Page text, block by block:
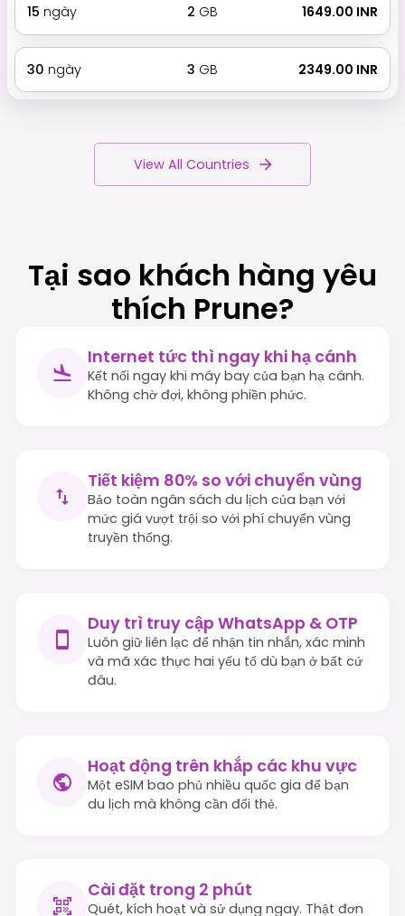
15 ngày 2 GB ₹ 1649.00 INR
30 ngày 3 GB ₹ 2349.00 INR
View All Countries
Tại sao khách hàng yêu
thích Prune?
Internet tức thì ngay khi hạ cánh
Kết nối ngay khi máy bay của bạn hạ cánh.
Không chờ đợi, không phiền phức.
Tiết kiệm 80% so với chuyển vùng
Bảo toàn ngân sách du lịch của bạn với
mức giá vượt trội so với phí chuyển vùng
truyền thống.
Duy trì truy cập WhatsApp & OTP
Luôn giữ liên lạc để nhận tin nhắn, xác minh
và mã xác thực hai yếu tố dù bạn ở bất cứ
đâu.
Hoạt động trên khắp các khu vực
Một eSIM bao phủ nhiều quốc gia để bạn
du lịch mà không cần đổi thẻ.
Cài đặt trong 2 phút
Quét, kích hoạt và sử dụng ngay. Thật đơn